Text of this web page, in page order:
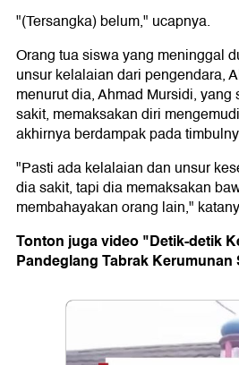
"(Tersangka) belum," ucapnya.
Orang tua siswa yang meninggal
unsur kelalaian dari pengendara,
menurut dia, Ahmad Mursidi,
sakit, memaksakan diri
akhirnya berdampak pada
"Pasti ada kelalaian dan unsur
dia sakit, tapi dia memaksakan
membahayakan orang lain,"
Tonton juga video "Detik-detik
Pandeglang Tabrak Kerumunan